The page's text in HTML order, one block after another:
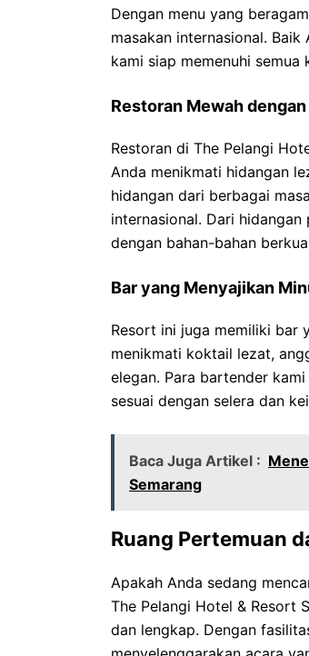
Dengan menu yang
masakan internasional.
kami siap memenuhi semua
Restoran Mewah
Restoran di The Pelangi
Anda menikmati hidangan
hidangan dari berbagai
internasional. Dari
dengan bahan-bahan
Bar yang Menyajikan
Resort ini juga memiliki bar
menikmati koktail lezat,
elegan. Para bartender
sesuai dengan selera dan
Baca Juga Artikel :
Semarang
Ruang Pertemuan
Apakah Anda sedang
The Pelangi Hotel & Resort
dan lengkap. Dengan